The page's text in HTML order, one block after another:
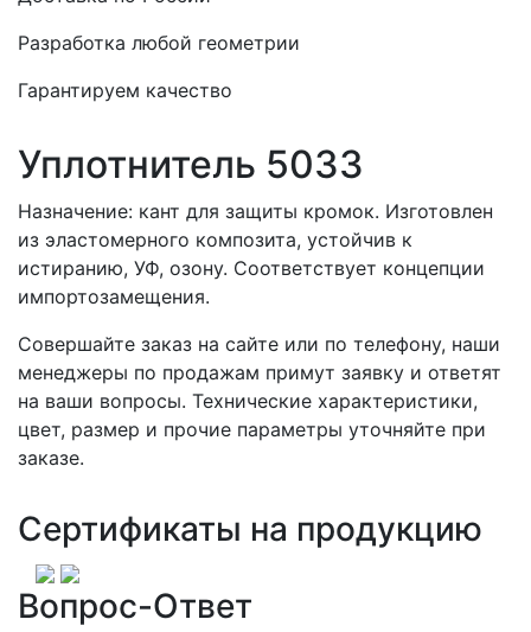
Разработка любой геометрии
Гарантируем качество
Уплотнитель 5033
Назначение: кант для защиты кромок. Изготовлен
из эластомерного композита, устойчив к
истиранию, УФ, озону. Соответствует концепции
импортозамещения.
Совершайте заказ на сайте или по телефону, наши
менеджеры по продажам примут заявку и ответят
на ваши вопросы. Технические характеристики,
цвет, размер и прочие параметры уточняйте при
заказе.
Сертификаты на продукцию
Вопрос-Ответ